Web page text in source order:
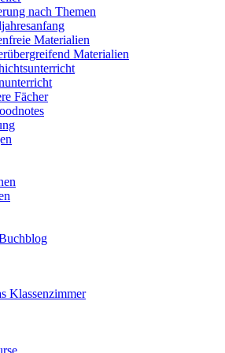
nach Themen
Materialien
Materialien
Fächer
Klassenzimmer